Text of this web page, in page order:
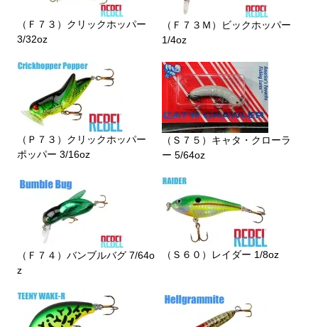
（Ｆ７３）クリックホッパー
3/32oz
（Ｆ７３Ｍ）ビックホッパー
1/4oz
（Ｐ７３）クリックホッパー
ポッパー 3/16oz
（Ｓ７５）キャタ・クローラ
ー 5/64oz
（Ｆ７４）バンブルバグ 7/64o
z
（Ｓ６０）レイダー 1/8oz